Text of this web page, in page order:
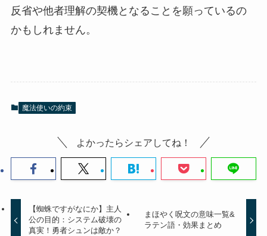
反省や他者理解の契機となることを願っているの
かもしれません。
魔法使いの約束
よかったらシェアしてね！
【蜘蛛ですがなにか】主人
公の目的：システム破壊の
真実！勇者シュンは敵か？
まほやく呪文の意味一覧&
ラテン語・効果まとめ